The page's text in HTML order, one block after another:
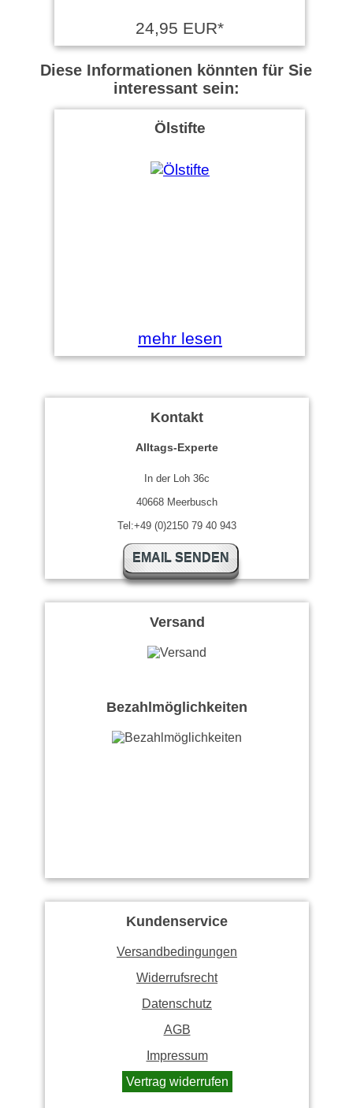
24,95 EUR*
Diese Informationen könnten für Sie
interessant sein:
Ölstifte
mehr lesen
Kontakt
Alltags-Experte
In der Loh 36c
40668 Meerbusch
Tel:+49 (0)2150 79 40 943
EMAIL SENDEN
Versand
Bezahlmöglichkeiten
Kundenservice
Versandbedingungen
Widerrufsrecht
Datenschutz
AGB
Impressum
Vertrag widerrufen